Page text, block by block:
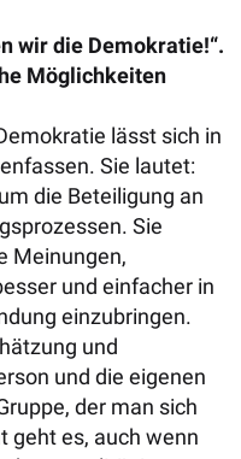
wir die Demokratie!“.
Möglichkeiten
lässt sich in
Sie lautet:
die Beteiligung an
Sie
Meinungen,
und einfacher in
einzubringen.
und
und die eigenen
der man sich
geht es, auch wenn